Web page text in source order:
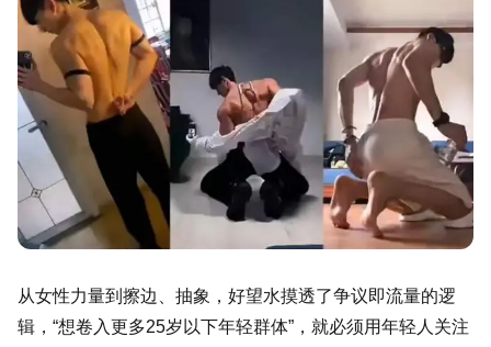
从女性力量到擦边、抽象，好望水摸透了争议即流量的逻
辑，“想卷入更多25岁以下年轻群体”，就必须用年轻人关注